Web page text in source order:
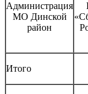
Администрация
МО Динской
район
Итого